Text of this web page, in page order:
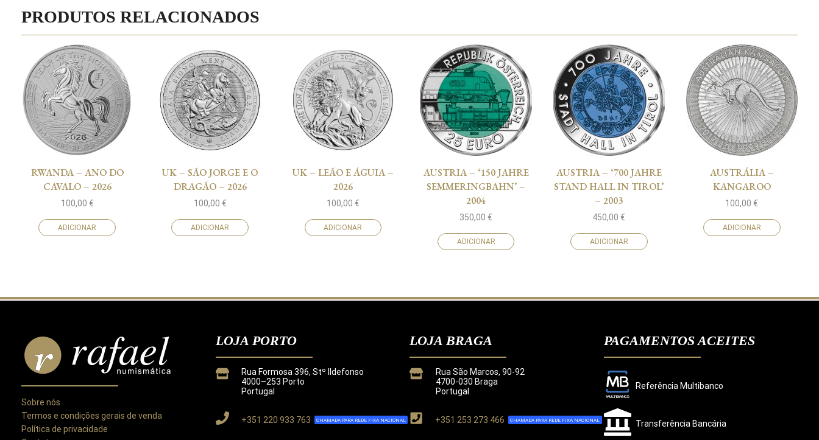
PRODUTOS RELACIONADOS
RWANDA – ANO DO
CAVALO – 2026
100,00 €
ADICIONAR
UK – SÃO JORGE E O
DRAGÃO – 2026
100,00 €
ADICIONAR
UK – LEÃO E ÁGUIA –
2026
100,00 €
ADICIONAR
AUSTRIA – ‘150 JAHRE
SEMMERINGBAHN’ –
2004
350,00€
ADICIONAR
AUSTRIA – ‘700 JAHRE
STAND HALL IN TIROL’
– 2003
450,00€
ADICIONAR
AUSTRÁLIA –
KANGAROO
100,00€
ADICIONAR
Sobre nós
Termos e condições gerais de venda
Política de privacidade
LOJA PORTO
Rua Formosa 396, Stº Ildefonso
4000–253 Porto
Portugal
+351 220 933 763 CHAMADA PARA REDE FIXA NACIONAL
LOJA BRAGA
Rua São Marcos, 90-92
4700-030 Braga
Portugal
+351 253 273 466 CHAMADA PARA REDE FIXA NACIONAL
PAGAMENTOS ACEITES
Referência Multibanco
Transferência Bancária